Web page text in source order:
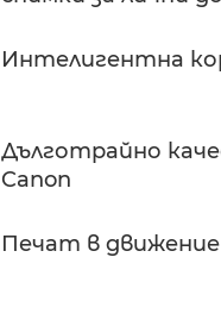
Интелигентна
Дълготрайно
Canon
Печат в движение